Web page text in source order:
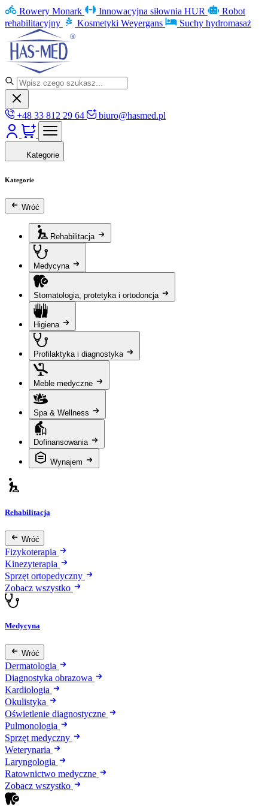
Rowery Monark Innowacyjna siłownia HUR
Robot
rehabilitacyjny
Kosmetyki Weyergans Suchy hydromasaż
+48 33 812 29 64 biuro@hasmed.pl
Kategorie
Kategorie
Wróć
Rehabilitacja
Medycyna
Stomatologia, protetyka i ortodoncja
Higiena
Profilaktyka i diagnostyka
Meble medyczne
Spa & Wellness
Dofinansowania
Wynajem
Rehabilitacja
Wróć
Fizykoterapia
Kinezyterapia
Sprzęt ortopedyczny
Zobacz wszystko
Medycyna
Wróć
Dermatologia
Diagnostyka obrazowa
Kardiologia
Okulistyka
Oświetlenie diagnostyczne
Pulmonologia
Sprzęt medyczny
Weterynaria
Laryngologia
Ratownictwo medyczne
Zobacz wszystko